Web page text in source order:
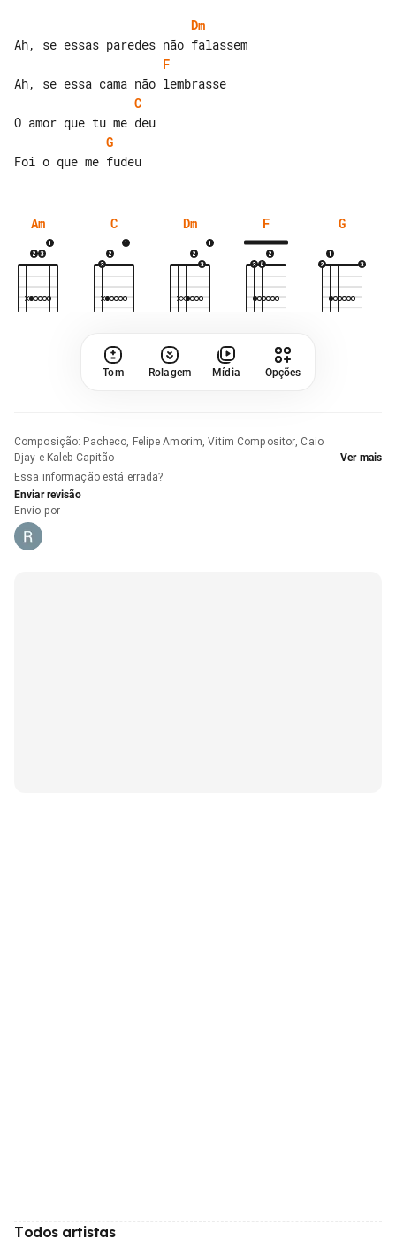
Dm
F
C
G
Am C Dm F G
Tom Rolagem Mídia Opções
Composição: Pacheco, Felipe Amorim, Vitim Compositor, Caio
Djay e Kaleb Capitão
Ver mais
Essa informação está errada?
Enviar revisão
Envio por
Todos artistas